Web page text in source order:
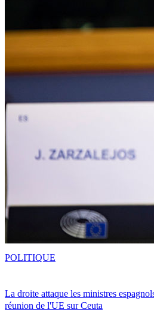
La droite attaque les ministres
réunion de l'UE sur Ceuta
POLITIQUE